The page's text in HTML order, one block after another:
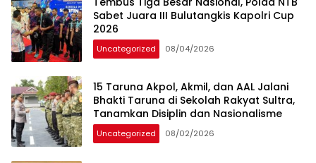
Sabet Juara III Bulutangkis Kapolri Cup
2026
Uncategorized 08/04/2026
15 Taruna Akpol, Akmil, dan AAL Jalani
Bhakti Taruna di Sekolah Rakyat Sultra,
Tanamkan Disiplin dan Nasionalisme
Uncategorized 08/02/2026